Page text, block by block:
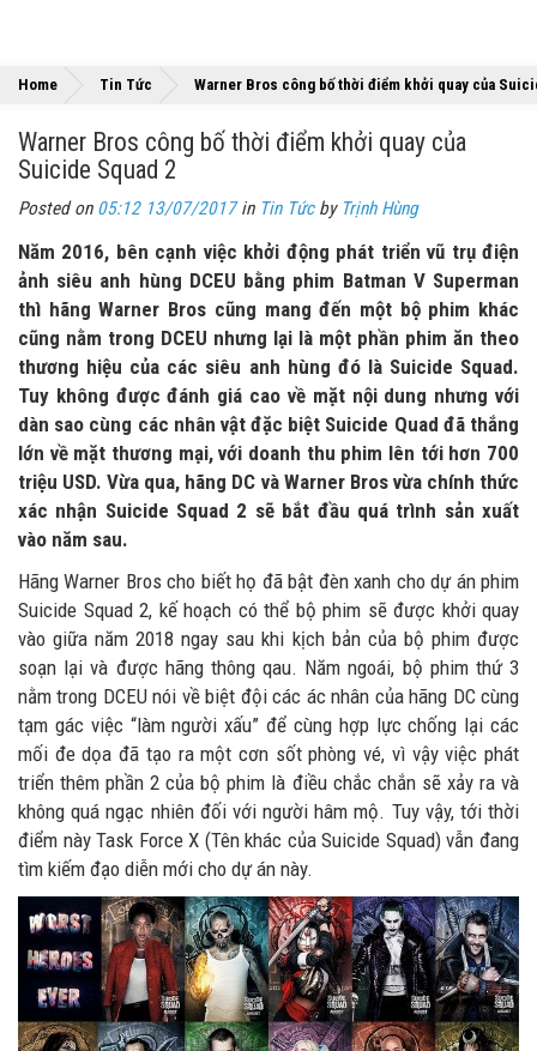
Home Tin Tức Warner Bros công bố thời điểm khởi quay của
Warner Bros công bố thời điểm khởi quay của
Suicide Squad 2
Posted on 05:12 13/07/2017in Tin Tứcby Trịnh Hùng
Năm 2016, bên cạnh việc khởi động phát triển vũ trụ điện
ảnh siêu anh hùng DCEU bằng phim Batman V Superman
thì hãng Warner Bros cũng mang đến một bộ phim khác
cũng nằm trong DCEU nhưng lại là một phần phim ăn theo
thương hiệu của các siêu anh hùng đó là Suicide Squad.
Tuy không được đánh giá cao về mặt nội dung nhưng với
dàn sao cùng các nhân vật đặc biệt Suicide Quad đã thắng
lớn về mặt thương mại, với doanh thu phim lên tới hơn 700
triệu USD. Vừa qua, hãng DC và Warner Bros vừa chính thức
xác nhận Suicide Squad 2 sẽ bắt đầu quá trình sản xuất
vào năm sau.
Hãng Warner Bros cho biết họ đã bật đèn xanh cho dự án phim
Suicide Squad 2, kế hoạch có thể bộ phim sẽ được khởi quay
vào giữa năm 2018 ngay sau khi kịch bản của bộ phim được
soạn lại và được hãng thông qau. Năm ngoái, bộ phim thứ 3
nằm trong DCEU nói về biệt đội các ác nhân của hãng DC cùng
tạm gác việc “làm người xấu” để cùng hợp lực chống lại các
mối đe dọa đã tạo ra một cơn sốt phòng vé, vì vậy việc phát
triển thêm phần 2 của bộ phim là điều chắc chắn sẽ xảy ra và
không quá ngạc nhiên đối với người hâm mộ. Tuy vậy, tới thời
điểm này Task Force X (Tên khác của Suicide Squad) vẫn đang
tìm kiếm đạo diễn mới cho dự án này.